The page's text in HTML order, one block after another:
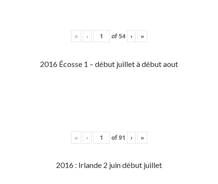
« ‹ of54 › »
2016 Écosse 1 – début juillet à début aout
« ‹ of91 › »
2016 : Irlande 2 juin début juillet